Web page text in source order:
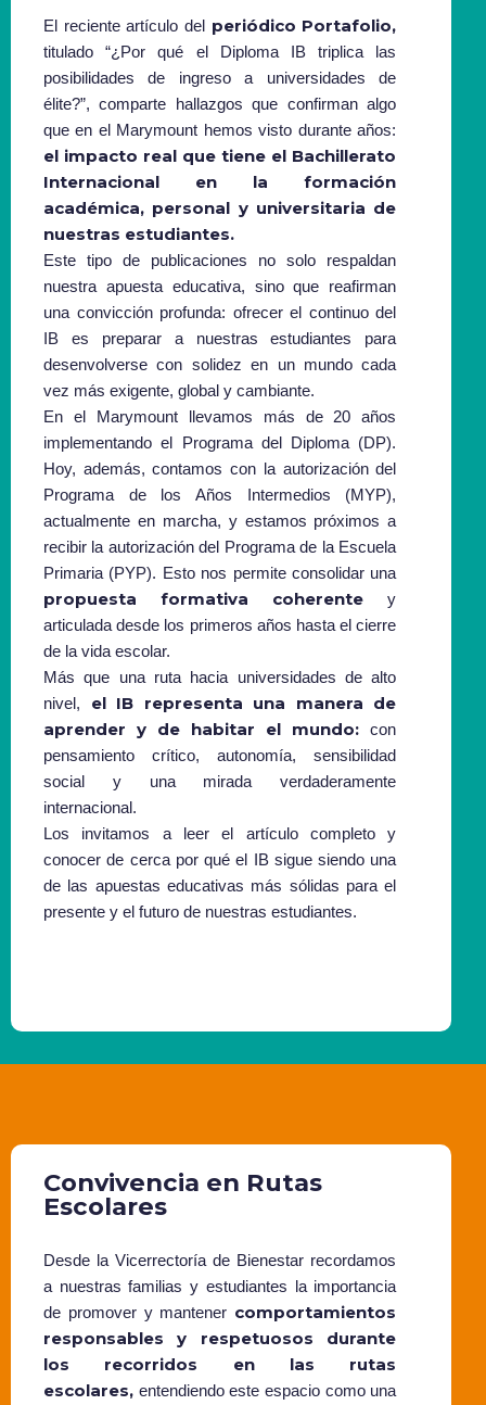
El reciente artículo del periódico Portafolio,
titulado “¿Por qué el Diploma IB triplica las
posibilidades de ingreso a universidades de
élite?”, comparte hallazgos que confirman algo
que en el Marymount hemos visto durante años:
el impacto real que tiene el Bachillerato
Internacional en la formación
académica, personal y universitaria de
nuestras estudiantes.
Este tipo de publicaciones no solo respaldan
nuestra apuesta educativa, sino que reafirman
una convicción profunda: ofrecer el continuo del
IB es preparar a nuestras estudiantes para
desenvolverse con solidez en un mundo cada
vez más exigente, global y cambiante.
En el Marymount llevamos más de 20 años
implementando el Programa del Diploma (DP).
Hoy, además, contamos con la autorización del
Programa de los Años Intermedios (MYP),
actualmente en marcha, y estamos próximos a
recibir la autorización del Programa de la Escuela
Primaria (PYP). Esto nos permite consolidar una
propuesta formativa coherentey
articulada desde los primeros años hasta el cierre
de la vida escolar.
Más que una ruta hacia universidades de alto
nivel,
el IB representa una manera de
aprender y de habitar el mundo:con
pensamiento crítico, autonomía, sensibilidad
social y una mirada verdaderamente
internacional.
Los invitamos a leer el artículo completo y
conocer de cerca por qué el IB sigue siendo una
de las apuestas educativas más sólidas para el
presente y el futuro de nuestras estudiantes.
Convivencia en Rutas
Escolares
Desde la Vicerrectoría de Bienestar recordamos
a nuestras familias y estudiantes la importancia
de promover y mantener comportamientos
responsables y respetuosos durante
los recorridos en las rutas
escolares, entendiendo este espacio como una